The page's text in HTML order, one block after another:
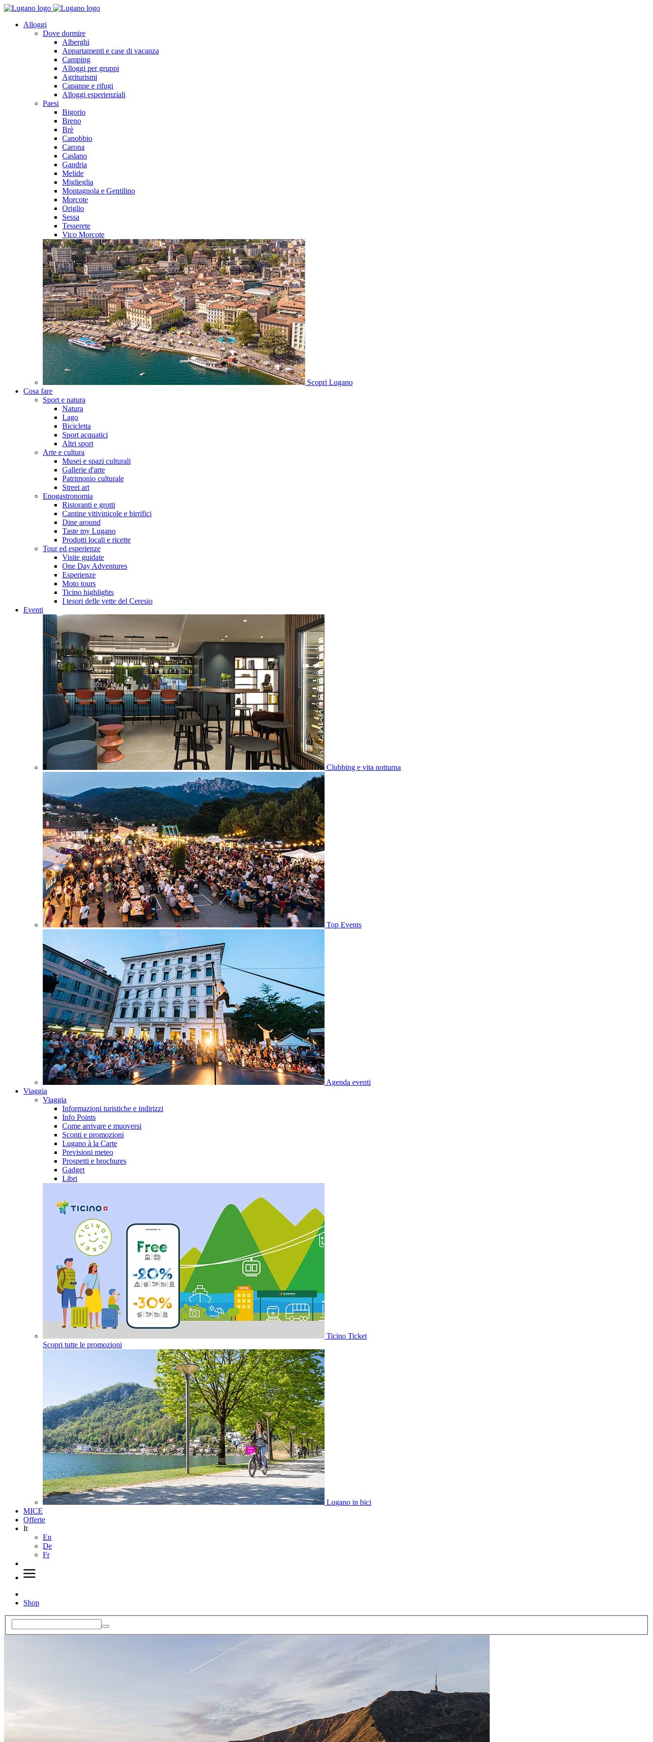
Alloggi
Dove dormire
Alberghi
Appartamenti e case di vacanza
Camping
Alloggi per gruppi
Agriturismi
Capanne e rifugi
Alloggi esperienziali
Paesi
Bigorio
Breno
Brè
Canobbio
Carona
Caslano
Gandria
Melide
Miglieglia
Montagnola e Gentilino
Morcote
Origlio
Sessa
Tesserete
Vico Morcote
Scopri Lugano
Cosa fare
Sport e natura
Natura
Lago
Bicicletta
Sport acquatici
Altri sport
Arte e cultura
Musei e spazi culturali
Gallerie d'arte
Patrimonio culturale
Street art
Enogastronomia
Ristoranti e grotti
Cantine vitivinicole e birrifici
Dine around
Taste my Lugano
Prodotti locali e ricette
Tour ed esperienze
Visite guidate
One Day Adventures
Esperienze
Moto tours
Ticino highlights
I tesori delle vette del Ceresio
Eventi
Clubbing e vita notturna
Top Events
Agenda eventi
Viaggia
Viaggia
Informazioni turistiche e indirizzi
Info Points
Come arrivare e muoversi
Sconti e promozioni
Lugano à la Carte
Previsioni meteo
Prospetti e brochures
Gadget
Libri
Ticino Ticket
Scopri tutte le promozioni
Lugano in bici
MICE
Offerte
It
En
De
Fr
Shop